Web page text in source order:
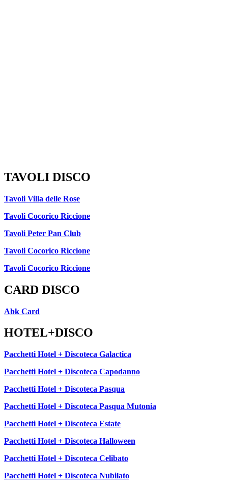
TAVOLI DISCO
Tavoli Villa delle Rose
Tavoli Cocorico Riccione
Tavoli Peter Pan Club
Tavoli Cocorico Riccione
Tavoli Cocorico Riccione
CARD DISCO
Abk Card
HOTEL+DISCO
Pacchetti Hotel + Discoteca Galactica
Pacchetti Hotel + Discoteca Capodanno
Pacchetti Hotel + Discoteca Pasqua
Pacchetti Hotel + Discoteca Pasqua Mutonia
Pacchetti Hotel + Discoteca Estate
Pacchetti Hotel + Discoteca Halloween
Pacchetti Hotel + Discoteca Celibato
Pacchetti Hotel + Discoteca Nubilato